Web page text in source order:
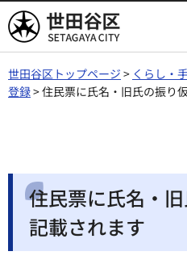
世田谷区
世田谷区トップページ > くらし・
登録> 住民票に氏名・旧氏の振り
住民票に氏名・
記載されます